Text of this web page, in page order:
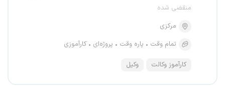
منقضی شده
مرکزی
تمام وقت
پاره وقت پروژه‌ای کارآموزی
کارآموز وکالت وکیل